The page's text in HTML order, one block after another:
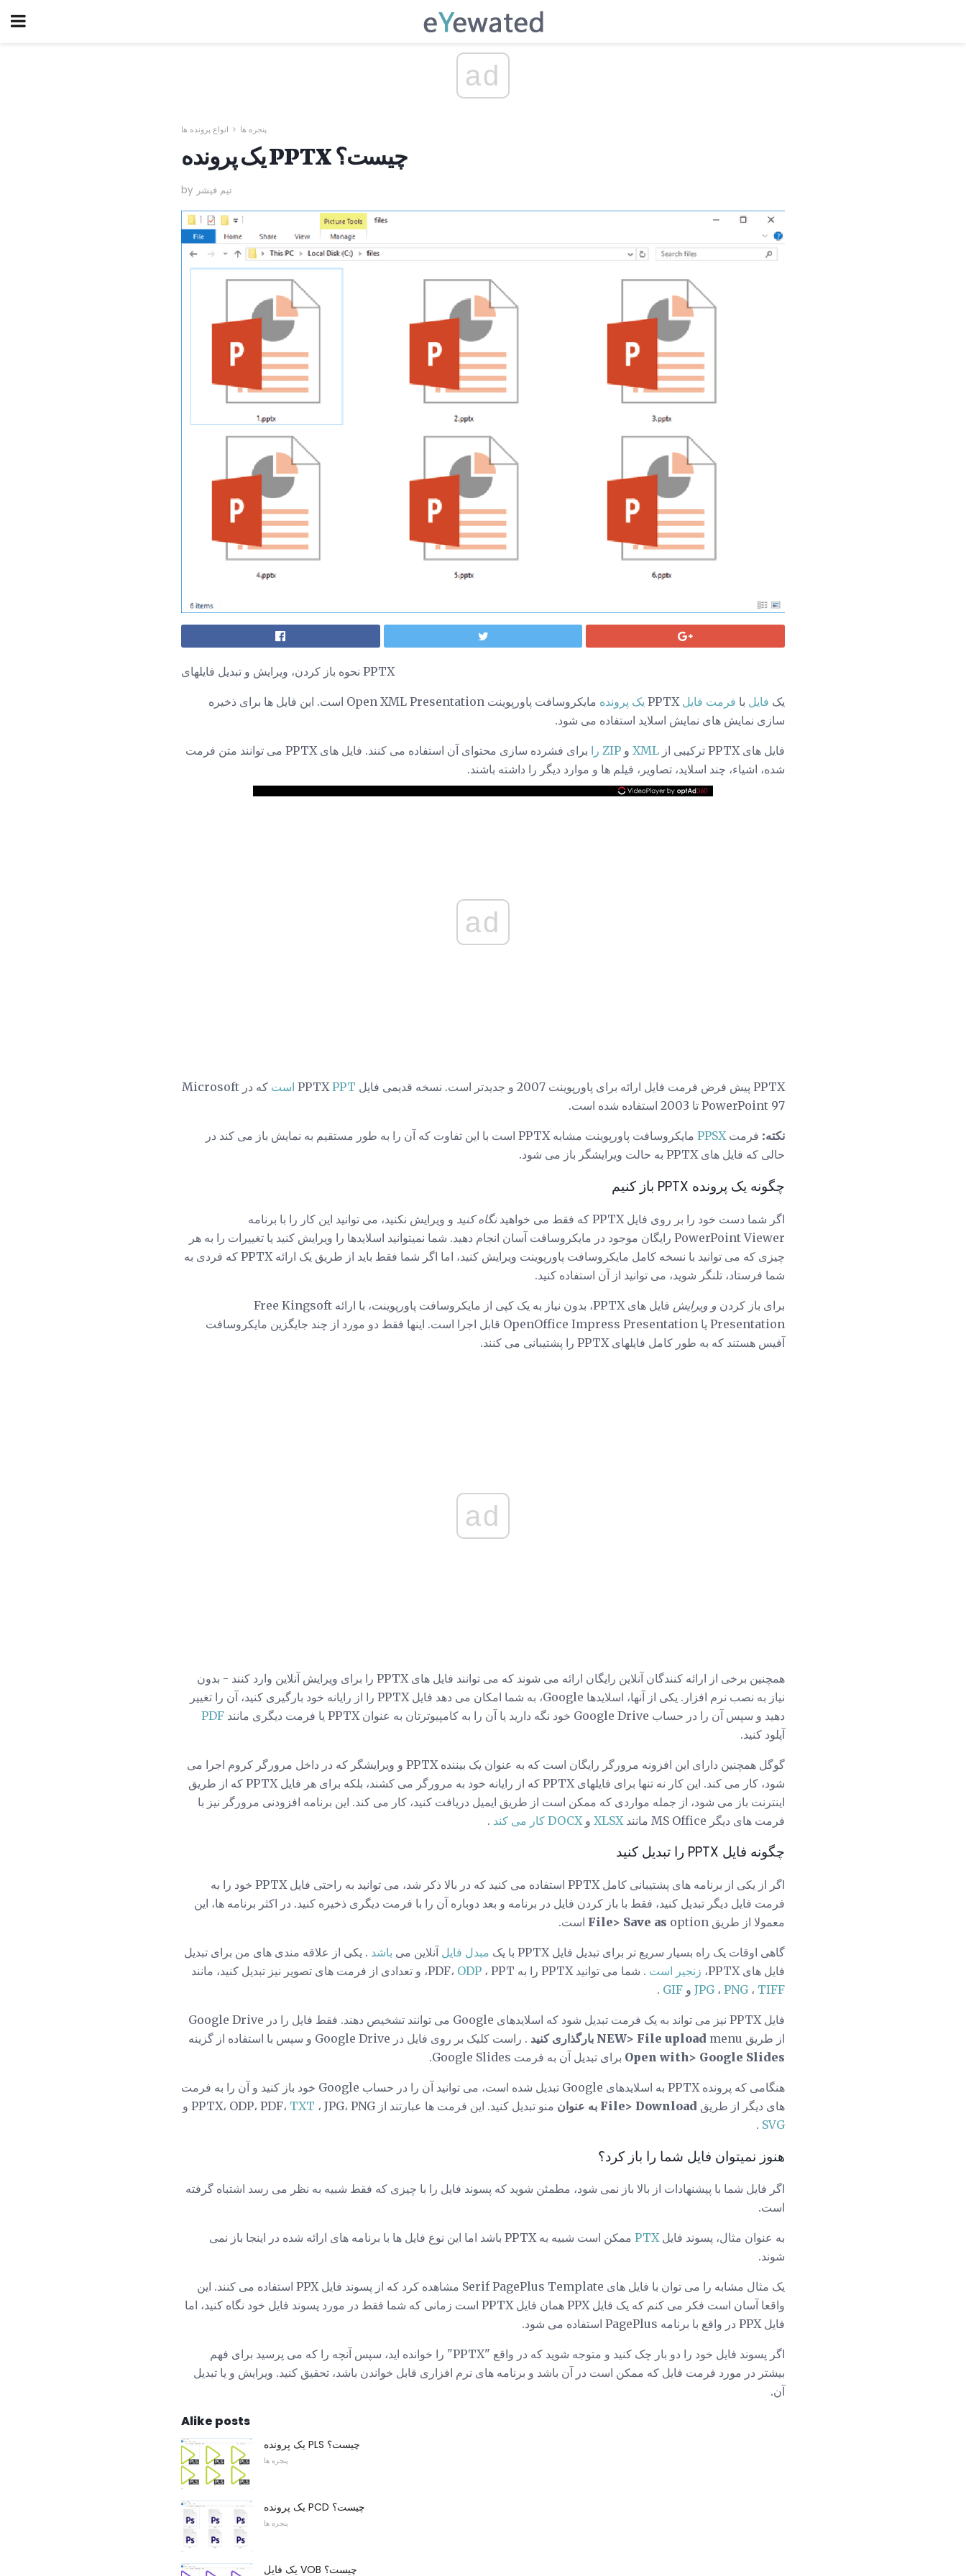
ad
پنجره ها انواع پرونده ها
یک پرونده PPTX چیست؟
by تیم فیشر
نحوه باز کردن، ویرایش و تبدیل فایلهای PPTX
یک فایل با فرمت فایل PPTX یک پرونده
مایکروسافت پاورپوینت Open XML Presentation است. این فایل ها برای ذخیره
سازی نمایش های نمایش اسلاید استفاده می شود.
فایل های PPTX ترکیبی از XML و ZIP را
برای فشرده سازی محتوای آن استفاده می کنند. فایل های PPTX می توانند متن فرمت
شده، اشیاء، چند اسلاید، تصاویر، فیلم ها و موارد دیگر را داشته باشند.
ad
PPTX پیش فرض فرمت فایل ارائه برای پاورپوینت 2007 و جدیدتر است. نسخه قدیمی فایل PPTX PPT است
که در Microsoft
PowerPoint 97 تا 2003 استفاده شده است.
نکته: فرمتPPSX
مایکروسافت پاورپوینت مشابه PPTX است با این تفاوت که آن را به طور مستقیم به نمایش باز می کند در
حالی که فایل های PPTX به حالت ویرایشگر باز می شود.
چگونه یک پرونده PPTX باز کنیم
اگر شما دست خود را بر روی فایل PPTX که فقط می خواهید نگاه کنید و ویرایش نکنید، می توانید این کار را با برنامه
PowerPoint Viewer رایگان موجود در مایکروسافت آسان انجام دهید. شما نمیتوانید اسلایدها را ویرایش کنید یا تغییرات را به هر
چیزی که می توانید با نسخه کامل مایکروسافت پاورپوینت ویرایش کنید، اما اگر شما فقط باید از طریق یک ارائه PPTX که فردی به
شما فرستاد، تلنگر شوید، می توانید از آن استفاده کنید.
برای باز کردن و ویرایش
فایل های PPTX، بدون نیاز به یک کپی از مایکروسافت پاورپوینت، با ارائه Free Kingsoft
Presentation یا OpenOffice Impress Presentation قابل اجرا است. اینها فقط دو مورد از چند جایگزین مایکروسافت
آفیس هستند که به طور کامل فایلهای PPTX را پشتیبانی می کنند.
ad
همچنین برخی از ارائه کنندگان آنلاین رایگان ارائه می شوند که می توانند فایل های PPTX را برای ویرایش آنلاین وارد کنند - بدون
نیاز به نصب نرم افزار. یکی از آنها، اسلایدها Google، به شما امکان می دهد فایل PPTX را از رایانه خود بارگیری کنید، آن را تغییر
دهید و سپس آن را در حساب Google Drive خود نگه دارید یا آن را به کامپیوترتان به عنوان PPTX یا فرمت دیگری مانند
PDF
آپلود کنید.
گوگل همچنین دارای این افزونه مرورگر رایگان است که به عنوان یک بیننده PPTX و ویرایشگر که در داخل مرورگر کروم اجرا می
شود، کار می کند. این کار نه تنها برای فایلهای PPTX که از رایانه خود به مرورگر می کشند، بلکه برای هر فایل PPTX که از طریق
اینترنت باز می شود، از جمله مواردی که ممکن است از طریق ایمیل دریافت کنید، کار می کند. این برنامه افزودنی مرورگر نیز با
فرمت های دیگر MS Office مانند
XLSX و DOCX کار می کند .
چگونه فایل PPTX را تبدیل کنید
اگر از یکی از برنامه های پشتیبانی کامل PPTX استفاده می کنید که در بالا ذکر شد، می توانید به راحتی فایل PPTX خود را به
فرمت فایل دیگر تبدیل کنید، فقط با باز کردن فایل در برنامه و بعد دوباره آن را با فرمت دیگری ذخیره کنید. در اکثر برنامه ها، این
معمولا از طریق
File> Save as option است.
گاهی اوقات یک راه بسیار سریع تر برای تبدیل فایل PPTX با یک مبدل فایل آنلاین می باشد . یکی از علاقه مندی های من برای تبدیل
فایل های PPTX،
زنجیر است . شما می توانید PPTX را به PDF، ODP ، PPT، و تعدادی از فرمت های تصویر نیز تبدیل کنید، مانند
JPG ، PNG ، TIFF و GIF
.
فایل PPTX نیز می تواند به یک فرمت تبدیل شود که اسلایدهای Google می توانند تشخیص دهند. فقط فایل را در Google Drive
از طریق
NEW> File upload menu بارگذاری کنید . راست کلیک بر روی فایل در Google Drive و سپس با استفاده از گزینه
Open with> Google Slides برای تبدیل آن به فرمت Google Slides.
هنگامی که پرونده PPTX به اسلایدهای Google تبدیل شده است، می توانید آن را در حساب Google خود باز کنید و آن را به فرمت
های دیگر از طریق File> Download به عنوان منو تبدیل کنید. این فرمت ها عبارتند از PPTX، ODP، PDF، TXT ، JPG، PNG و
SVG
.
هنوز نمیتوان فایل شما را باز کرد؟
اگر فایل شما با پیشنهادات از بالا باز نمی شود، مطمئن شوید که پسوند فایل را با چیزی که فقط شبیه به نظر می رسد اشتباه گرفته
است.
به عنوان مثال، پسوند فایلPTX
ممکن است شبیه به PPTX باشد اما این نوع فایل ها با برنامه های ارائه شده در اینجا باز نمی
شوند.
یک مثال مشابه را می توان با فایل های Serif PagePlus Template مشاهده کرد که از پسوند فایل PPX استفاده می کنند. این
واقعا آسان است فکر می کنم که یک فایل PPX همان فایل PPTX است زمانی که شما فقط در مورد پسوند فایل خود نگاه کنید، اما
فایل PPX در واقع با برنامه PagePlus استفاده می شود.
اگر پسوند فایل خود را دو بار چک کنید و متوجه شوید که در واقع "PPTX" را خوانده اید، سپس آنچه را که می پرسید برای فهم
بیشتر در مورد فرمت فایل که ممکن است در آن باشد و برنامه های نرم افزاری قابل خواندن باشد، تحقیق کنید. ویرایش و یا تبدیل
آن.
Alike posts
یک پرونده PLS چیست؟
پنجره ها
یک پرونده PCD چیست؟
پنجره ها
یک فایل VOB چیست؟